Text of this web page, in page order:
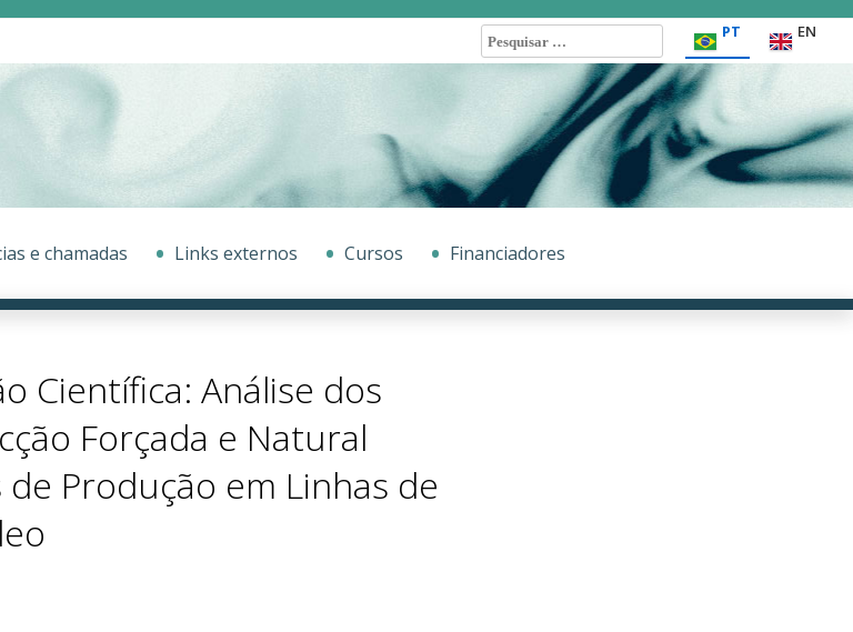
Pesquisar
por:
PT EN
e chamadas Links externos Cursos Financiadores
Científica: Análise dos
Forçada e Natural
Produção em Linhas de